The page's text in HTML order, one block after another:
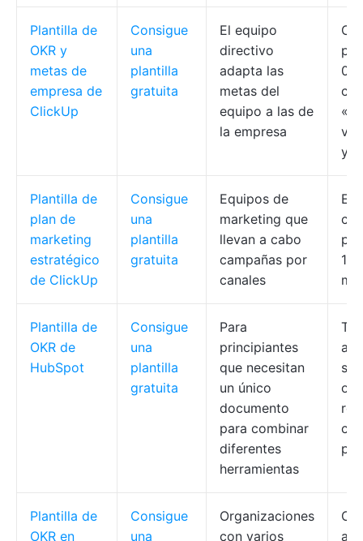
Plantilla de
OKR y
metas de
empresa de
ClickUp
Consigue
una
plantilla
gratuita
El equipo
directivo
adapta las
metas del
equipo a las de
la empresa
0,0
y
Plantilla de
plan de
marketing
estratégico
de ClickUp
Consigue
una
plantilla
gratuita
Equipos de
marketing que
llevan a cabo
campañas por
canales
Plantilla de
OKR de
HubSpot
Consigue
una
plantilla
gratuita
Para
principiantes
que necesitan
un único
documento
para combinar
diferentes
herramientas
Plantilla de
OKR en
Consigue
una
Organizaciones
con varios